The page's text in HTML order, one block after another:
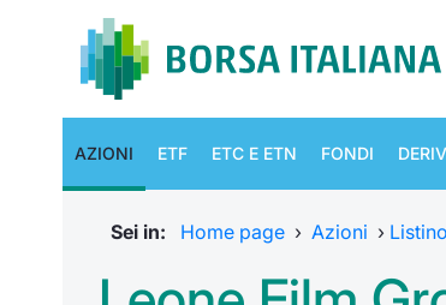
AZIONI ETF ETC E ETN FONDI
Sei in: Home page › Azioni ›